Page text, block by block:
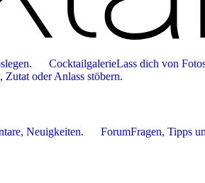
CocktailgalerieLass dich von
oder Anlass stöbern.
Neuigkeiten. ForumFragen, Tipps